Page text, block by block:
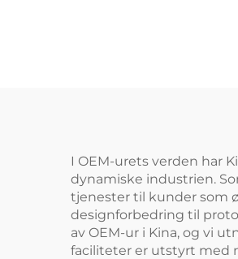
I OEM-urets verden har
dynamiske industrien.
tjenester til kunder som
designforbedring til
av OEM-ur i Kina, og vi
faciliteter er utstyrt med